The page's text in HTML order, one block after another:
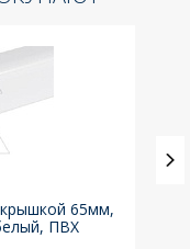
крышкой 65мм,
ПВХ